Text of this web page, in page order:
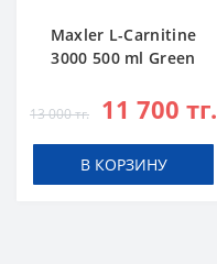
Maxler L-Carnitine
3000 500 ml Green
13 000 тг. 11 700 тг.
В КОРЗИНУ